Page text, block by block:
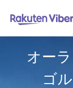
オー
ゴ